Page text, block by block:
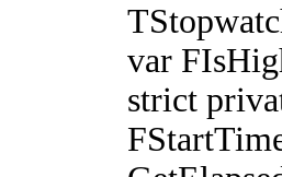
var
strict